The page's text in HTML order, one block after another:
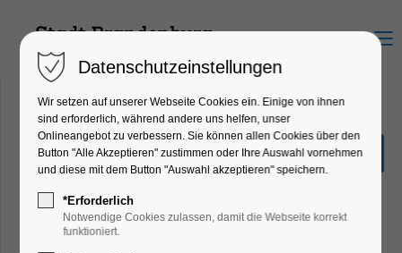
Menu
Sonderausstellung "Hin &
Weg"
Ausstellung, Kinder, Jugend, Kunst,
Mitmach-Aktion
Datenschutzeinstellungen
Wir setzen auf unserer Webseite Cookies ein. Einige von ihnen
sind erforderlich, während andere uns helfen, unser
Onlineangebot zu verbessern. Sie können allen Cookies über den
Button "Alle Akzeptieren" zustimmen oder Ihre Auswahl vornehmen
und diese mit dem Button "Auswahl akzeptieren" speichern.
*Erforderlich
Notwendige Cookies zulassen, damit die Webseite korrekt
funktioniert.